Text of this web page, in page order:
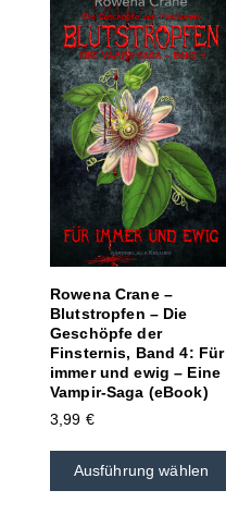
Rowena Crane –
Blutstropfen – Die
Geschöpfe der
Finsternis, Band 4: Für
immer und ewig – Eine
Vampir-Saga (eBook)
3,99 €
Ausführung wählen